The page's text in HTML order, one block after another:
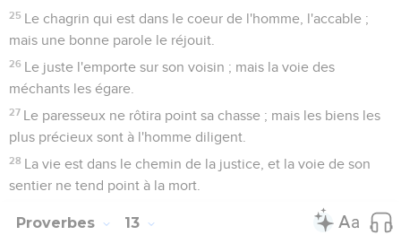
25 Le chagrin qui est dans le coeur de l'homme, l'accable ;
mais une bonne parole le réjouit.
26 Le juste l'emporte sur son voisin ; mais la voie des
méchants les égare.
27 Le paresseux ne rôtira point sa chasse ; mais les biens les
plus précieux sont à l'homme diligent.
28 La vie est dans le chemin de la justice, et la voie de son
sentier ne tend point à la mort.
Proverbes 13